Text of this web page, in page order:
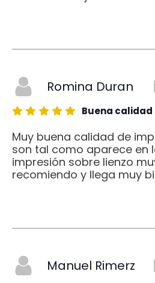
Romina Duran
Buena calidad
Muy buena calidad de
son tal como aparece en
impresión sobre lienzo
recomiendo y llega muy
Manuel Rimerz